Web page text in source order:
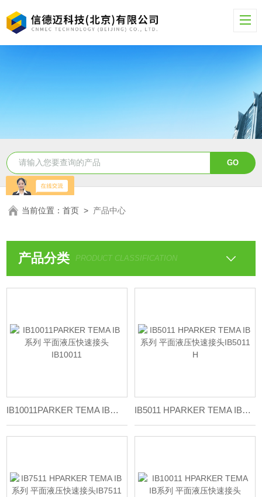
当前位置：首页 > 产品中心
产品分类 PRODUCT CLASSIFICATION
IB10011PARKER TEMA IB系列 平面液压快速接头IB10011 IB5011 HPARKER TEMA IB系列 平面液压快速接头IB5011 H